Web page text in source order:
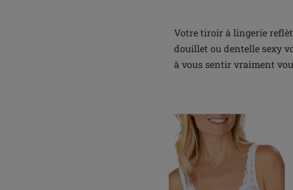
Votre tiroir à lingerie
douillet ou dentelle sexy
à vous sentir vraiment